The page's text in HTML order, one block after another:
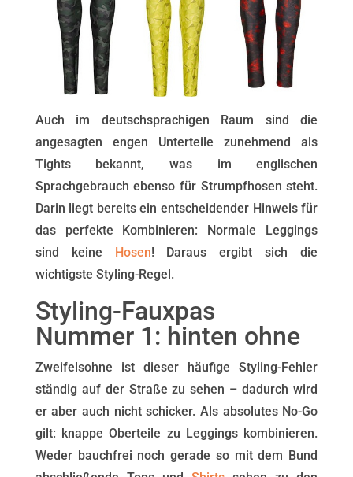
Auch im deutschsprachigen Raum sind die
angesagten engen Unterteile zunehmend als
Tights bekannt, was im englischen
Sprachgebrauch ebenso für Strumpfhosen steht.
Darin liegt bereits ein entscheidender Hinweis für
das perfekte Kombinieren: Normale Leggings
sind keine
Hosen! Daraus ergibt sich die
wichtigste Styling-Regel.
Styling-Fauxpas
Nummer 1: hinten ohne
Zweifelsohne ist dieser häufige Styling-Fehler
ständig auf der Straße zu sehen – dadurch wird
er aber auch nicht schicker. Als absolutes No-Go
gilt: knappe Oberteile zu Leggings kombinieren.
Weder bauchfrei noch gerade so mit dem Bund